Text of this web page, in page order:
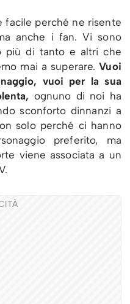
facile perché ne risente
anche i fan. Vi sono
più di tanto e altri che
mai a superare.Vuoi
vuoi per la sua
ognuno di noi ha
sconforto dinnanzi a
solo perché ci hanno
preferito, ma
viene associata a un